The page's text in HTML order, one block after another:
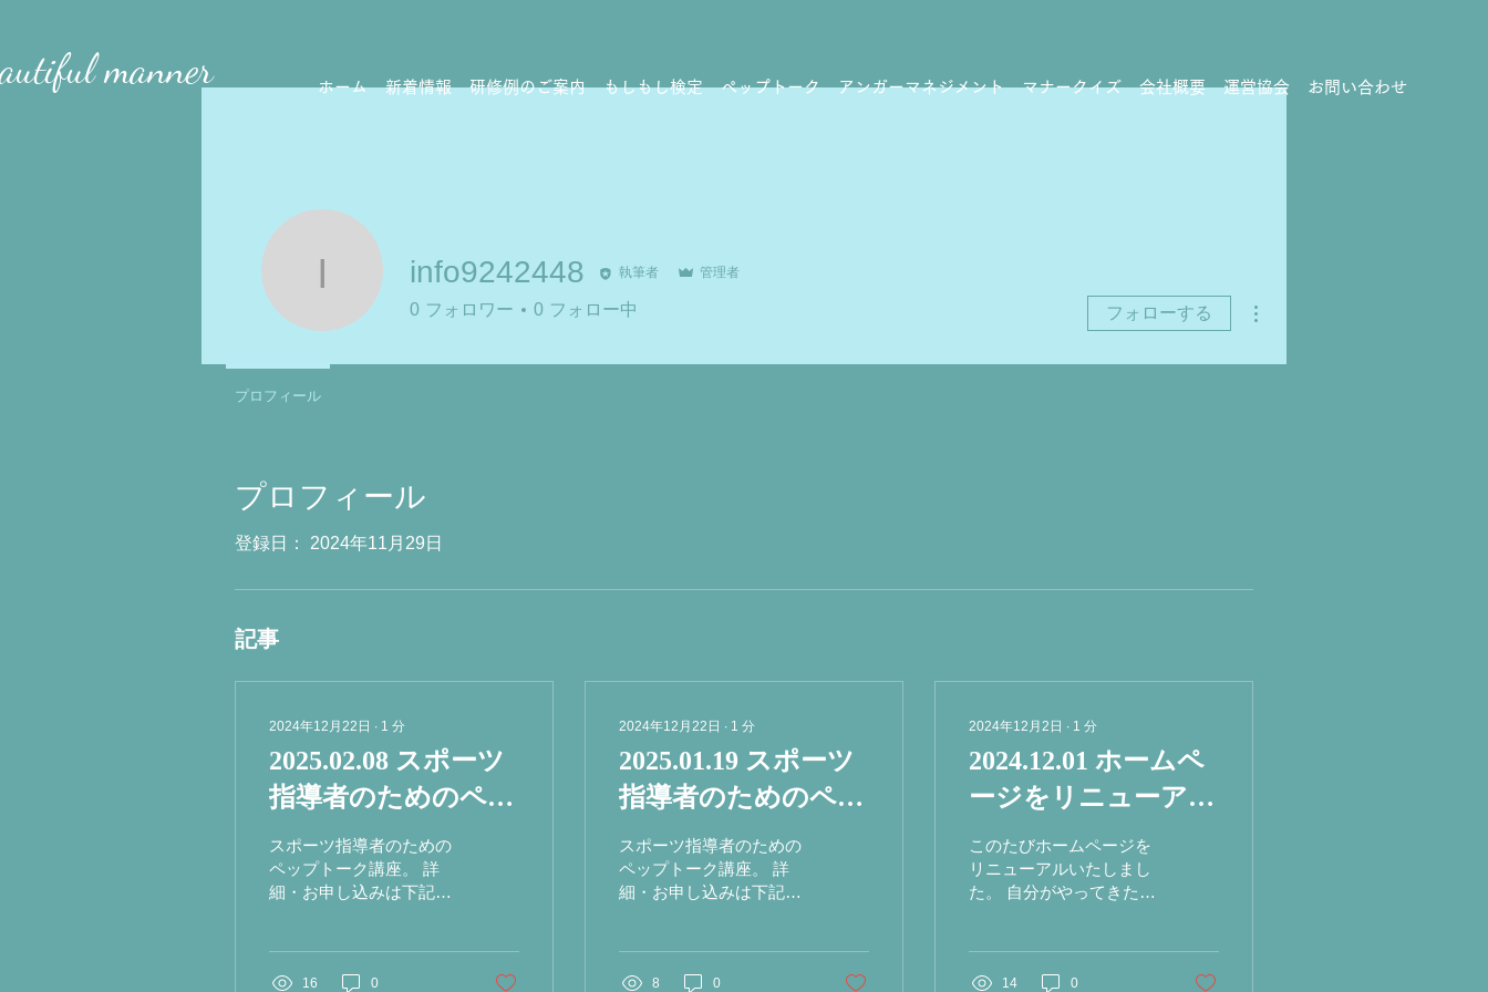
manner ホーム 新着情報 研修例のご案内 もしもし検定 ペップトーク アンガーマネジメント マナークイズ 会社概要 運営協会 お問い合わせ
プロフィール
登録日： 2024年11月29日
記事
2024年12月22日 ∙ 1 分
2025.02.08 スポーツ
指導者のためのペッ
プトーク講座
スポーツ指導者のための
ペップトーク講座。 詳
細・お申し込みは下記か
16 0
2024年12月22日 ∙ 1 分
2025.01.19 スポーツ
指導者のためのペッ
プトーク講座
スポーツ指導者のための
ペップトーク講座。 詳
細・お申し込みは下記か
8 0
2024年12月2日 ∙ 1 分
2024.12.01 ホームペ
ージをリニューアル
しました
このたびホームページを
リニューアルいたしまし
た。 自分がやってきたこ
ながり お役に立てること
14 0
info9242448
info9242448 執筆者 管理者
0 フォロワー 0 フォロー中 フォローする
プロフィール